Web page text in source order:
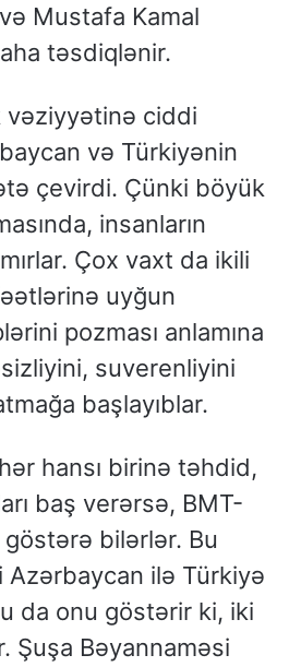
Mustafa Kamal
təsdiqlənir.
vəziyyətinə ciddi
və Türkiyənin
çevirdi. Çünki böyük
insanların
Çox vaxt da ikili
uyğun
pozması anlamına
suverenliyini
başlayıblar.
hansı birinə təhdid,
baş verərsə, BMT-
bilərlər. Bu
Azərbaycan ilə Türkiyə
da onu göstərir ki, iki
Şuşa Bəyannaməsi